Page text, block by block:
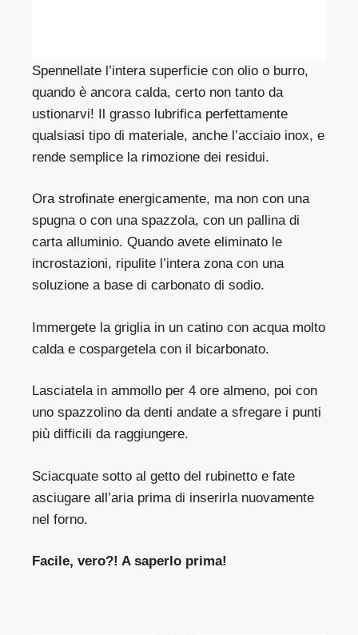
Spennellate l’intera superficie con olio o burro,
quando è ancora calda, certo non tanto da
ustionarvi! Il grasso lubrifica perfettamente
qualsiasi tipo di materiale, anche l’acciaio inox, e
rende semplice la rimozione dei residui.
Ora strofinate energicamente, ma non con una
spugna o con una spazzola, con un pallina di
carta alluminio. Quando avete eliminato le
incrostazioni, ripulite l’intera zona con una
soluzione a base di carbonato di sodio.
Immergete la griglia in un catino con acqua molto
calda e cospargetela con il bicarbonato.
Lasciatela in ammollo per 4 ore almeno, poi con
uno spazzolino da denti andate a sfregare i punti
più difficili da raggiungere.
Sciacquate sotto al getto del rubinetto e fate
asciugare all’aria prima di inserirla nuovamente
nel forno.
Facile, vero?! A saperlo prima!